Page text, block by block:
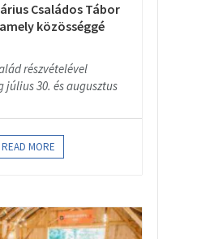
Családos Tábor
közösséggé
részvételével
július 30. és augusztus
READ MORE